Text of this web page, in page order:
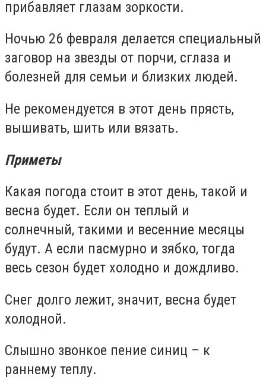
прибавляет глазам зоркости.
Ночью 26 февраля делается специальный
заговор на звезды от порчи, сглаза и
болезней для семьи и близких людей.
Не рекомендуется в этот день прясть,
вышивать, шить или вязать.
Приметы
Какая погода стоит в этот день, такой и
весна будет. Если он теплый и
солнечный, такими и весенние месяцы
будут. А если пасмурно и зябко, тогда
весь сезон будет холодно и дождливо.
Снег долго лежит, значит, весна будет
холодной.
Слышно звонкое пение синиц – к
раннему теплу.